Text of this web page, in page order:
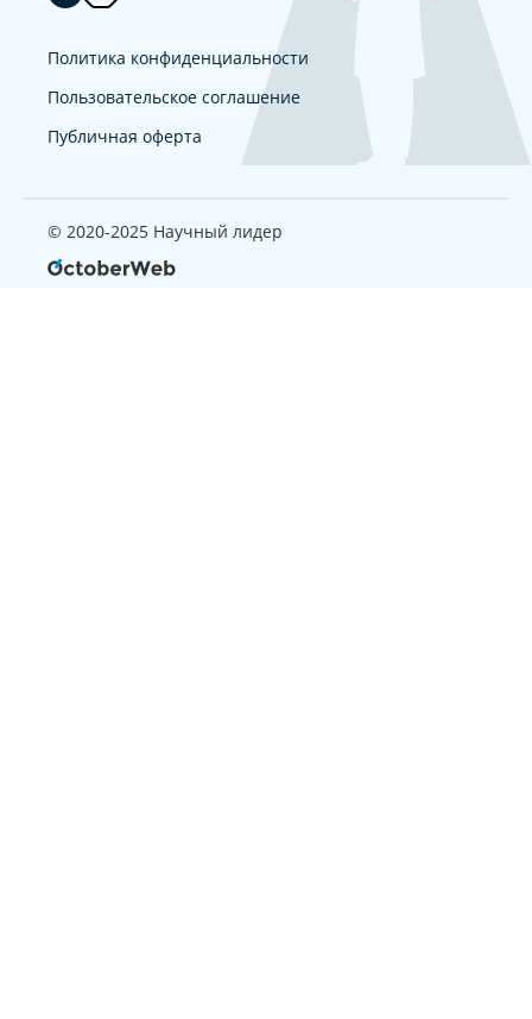
Политика конфиденциальности
Пользовательское соглашение
Публичная оферта
© 2020-2025 Научный лидер